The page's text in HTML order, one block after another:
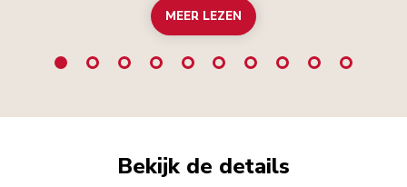
MEER LEZEN
Bekijk de details